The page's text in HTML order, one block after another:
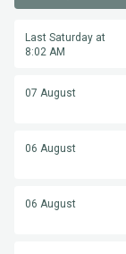
Last Saturday at
8:02 AM
07 August
06 August
06 August